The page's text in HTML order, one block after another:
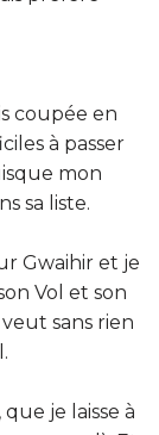
coupée en
à passer
mon
sa liste.
Gwaihir et je
Vol et son
sans rien
je laisse à